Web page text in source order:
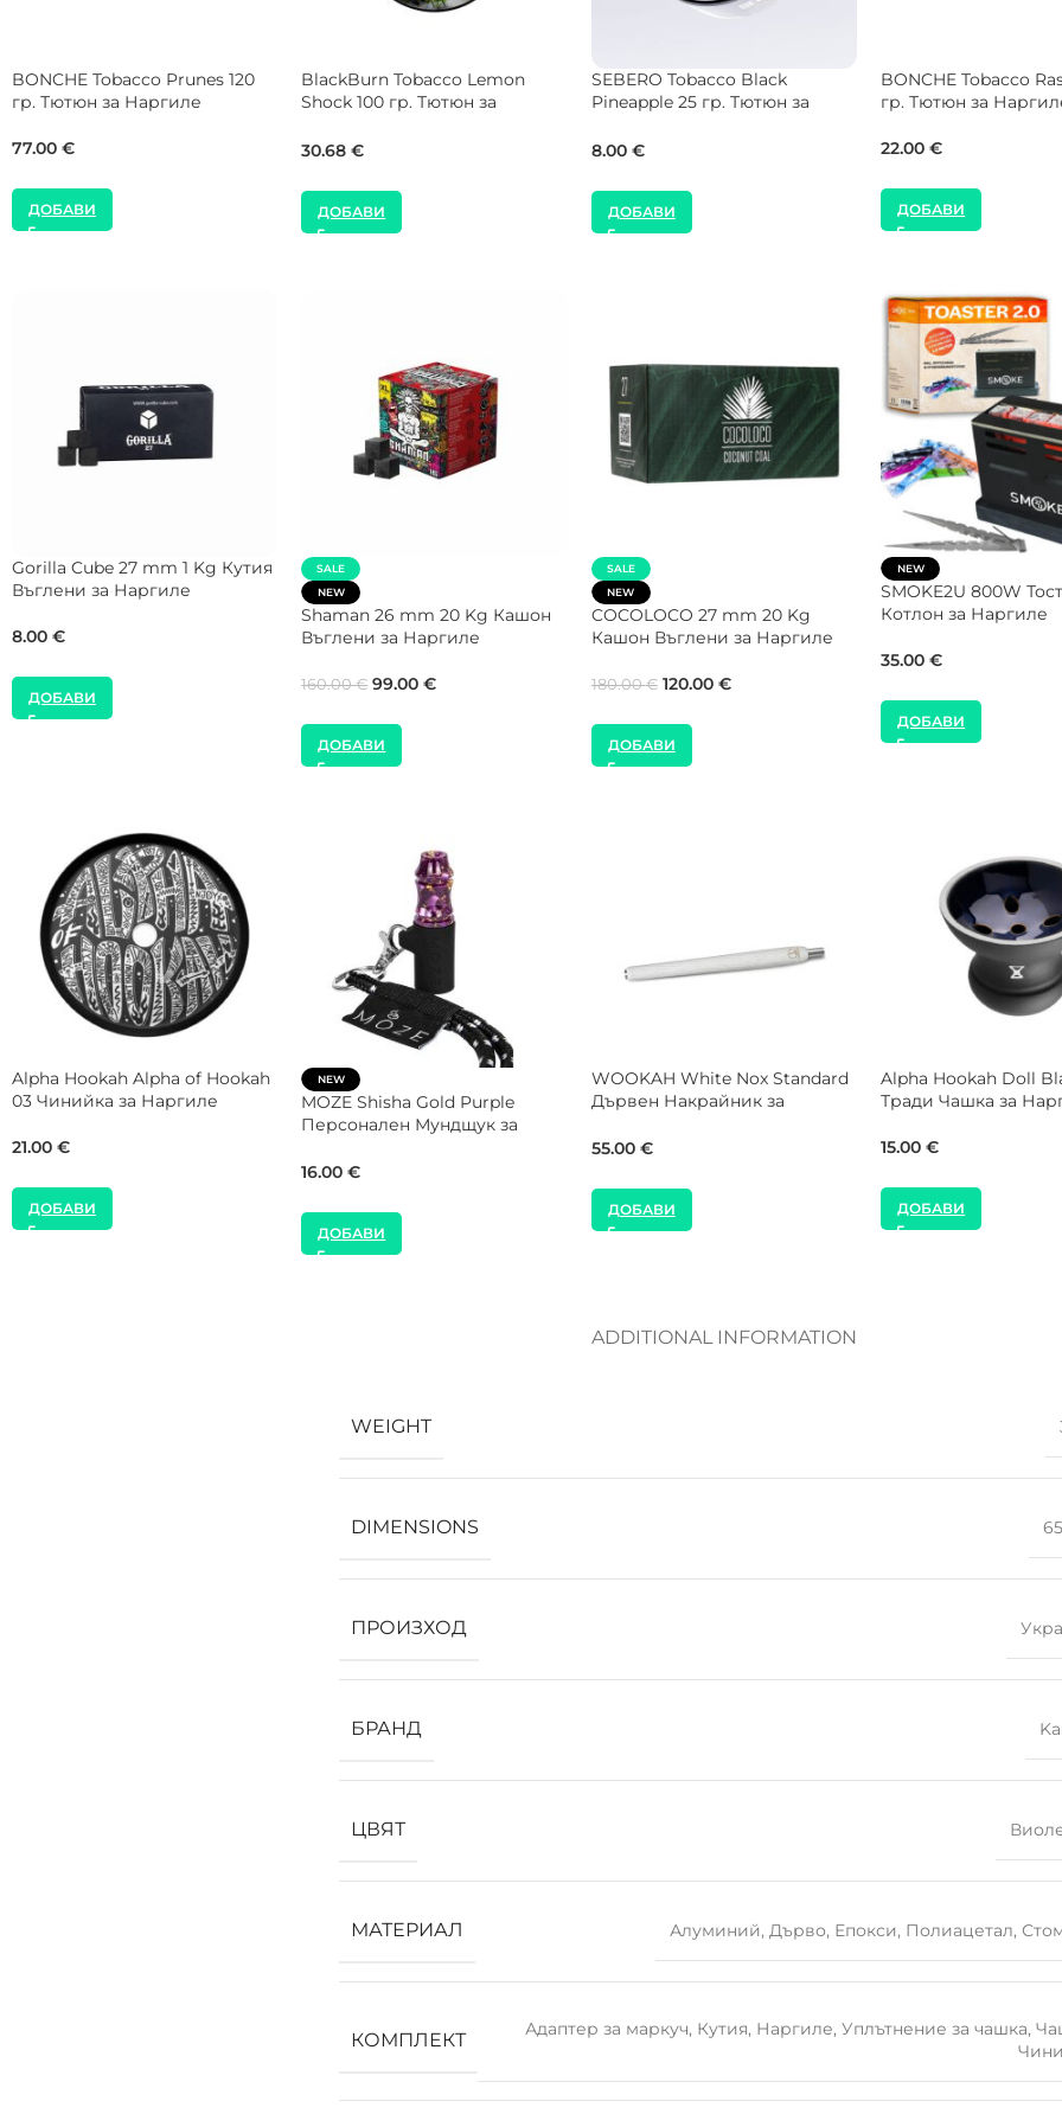
Hookain Tobacco Mitavin C 50
гр. Тютюн за Наргиле
14.00 €
ДОБАВИ
NEW
Holster Tobacco P-Rex 200 гр.
ДОБАВИ
BONCHE Tobacco Orange 120
гр. Тютюн за Наргиле
77.00€
ДОБАВИ
BONCHE Tobacco
гр. Тютюн за
77.00€
ДОБАВИ
NEW
COCOLOCO 26 mm 1 Kg Кутия
ДОБАВИ
SALE
NEW
Shaman 26 mm 5 Kg Въглени
за Наргиле
40.00€ 35.00€
ДОБАВИ
SALE
Gorilla Cube 26 mm 20 Kg
Кашон Въглени за Наргиле
ДОБАВИ
NEW
SMOKE2U 1000W
Наргиле
24.00€
ДОБАВИ
WOOKAH Care Ръкавици за
Наргиле
20.00€
ДОБАВИ
NEW
MOZE Shisha Син Силиконов
Маркуч за Наргиле
12.00 €
ДОБАВИ
VYRO Shisha Carbon Pink 17
cm Накрайник за Наргиле
20.00€
ДОБАВИ
Мрежа за Чашка –
броя
2.00€
ДОБАВИ
ADDITIONAL INFORMATION
WEIGHT
DIMENSIONS
ПРОИЗХОД
БРАНД
ЦВЯТ
МАТЕРИАЛ Алуминий, Дърво, Епокси, Полиацетал,
КОМПЛЕКТ Адаптер за маркуч, Кутия, Наргиле, Уплътнение за чашка,